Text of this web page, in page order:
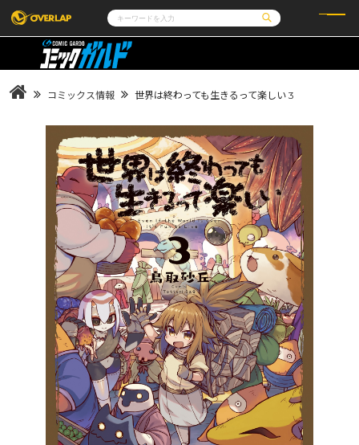
コミック
LiQulle
ライトノベル
ノベルス
ノベルスf
アニメ
ゲーム
企業
会社概要
採用情報
アクセス
オーバーラップホールディングス
お問い合わせはこちら
オーバーラップ文庫
オーバーラップノベルス
オーバーラップノベルスf
ロサージュノベルス
コミックス情報 世界は終わっても生きるって楽しい 3